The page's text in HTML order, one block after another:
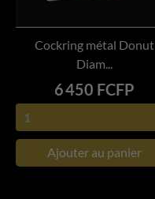
Cockring métal Donut
Diam...
Prix
6 450 FCFP
Ajouter au panier